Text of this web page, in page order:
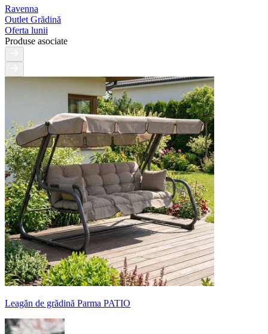
Ravenna
Outlet Grădină
Oferta lunii
Produse asociate
Leagăn de grădină Parma PATIO